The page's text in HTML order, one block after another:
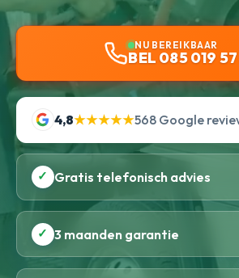
NU BEREIKBAAR
BEL 085 019
4,8★★★★★568 Google
✓ Gratis telefonisch advies
✓ 3 maanden garantie